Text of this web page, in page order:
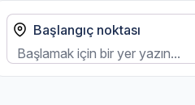
Başlangıç noktası